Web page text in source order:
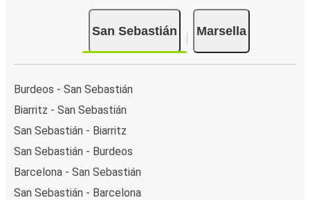
San Sebastián Marsella
Burdeos - San Sebastián
Biarritz - San Sebastián
San Sebastián - Biarritz
San Sebastián - Burdeos
Barcelona - San Sebastián
San Sebastián - Barcelona